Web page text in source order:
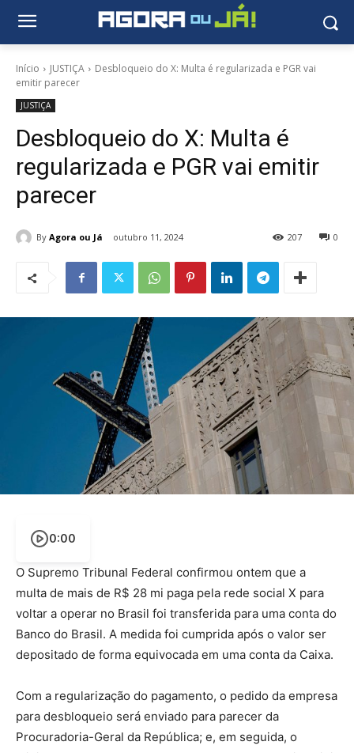
Início JUSTIÇA
Desbloqueio do X: Multa é regularizada e PGR vai
emitir parecer
JUSTIÇA
Desbloqueio do X: Multa é
regularizada e PGR vai emitir
parecer
By Agora ou Já outubro 11, 2024 0
207
0:00
O Supremo Tribunal Federal confirmou ontem que a
multa de mais de R$ 28 mi paga pela rede social X para
voltar a operar no Brasil foi transferida para uma conta do
Banco do Brasil. A medida foi cumprida após o valor ser
depositado de forma equivocada em uma conta da Caixa.
Com a regularização do pagamento, o pedido da empresa
para desbloqueio será enviado para parecer da
Procuradoria-Geral da República; e, em seguida, o